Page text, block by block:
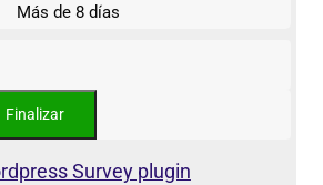
Más de 8 días
Survey plugin